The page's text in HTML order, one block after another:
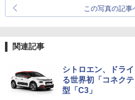
この写真の記事
関連記事
シトロエン、ドラ
る世界初「コネク
型「C3」